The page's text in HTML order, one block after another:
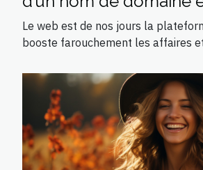
le référencement SEO
Le web est de nos jours la
booste farouchement les affaires